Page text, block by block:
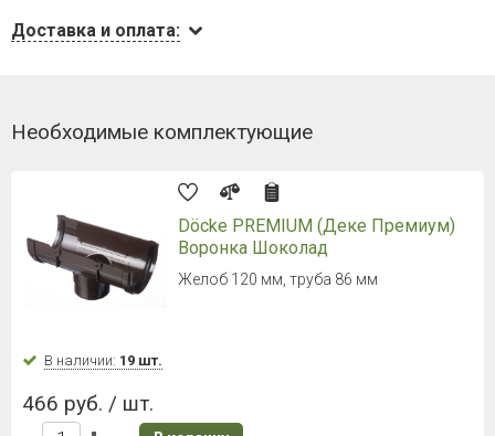
Доставка и оплата:
Необходимые комплектующие
Döcke PREMIUM (Деке Премиум)
Воронка Шоколад
Желоб 120 мм, труба 86 мм
В наличии: 19 шт.
466 руб. / шт.